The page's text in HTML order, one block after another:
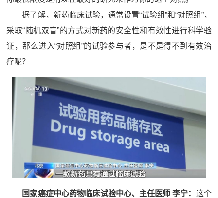
据了解，新药临床试验，通常设置“试验组”和“对照组”，
采取“随机双盲”的方式对新药的安全性和有效性进行科学验
证，那么进入“对照组”的试验参与者，是不是得不到有效治
疗呢？
国家癌症中心药物临床试验中心、主任医师 李宁： 这个